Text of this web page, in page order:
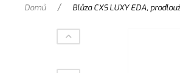
Domů / Blůza CXS LUXY EDA,